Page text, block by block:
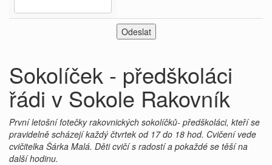
Sokolíček - předškoláci
řádi v Sokole Rakovník
První letošní fotečky rakovnických sokolíčků- předškoláci, kteří se
pravidelně scházejí každý čtvrtek od 17 do 18 hod. Cvičení vede
cvičitelka Šárka Malá. Děti cvičí s radostí a pokaždé se těší na
další hodinu.